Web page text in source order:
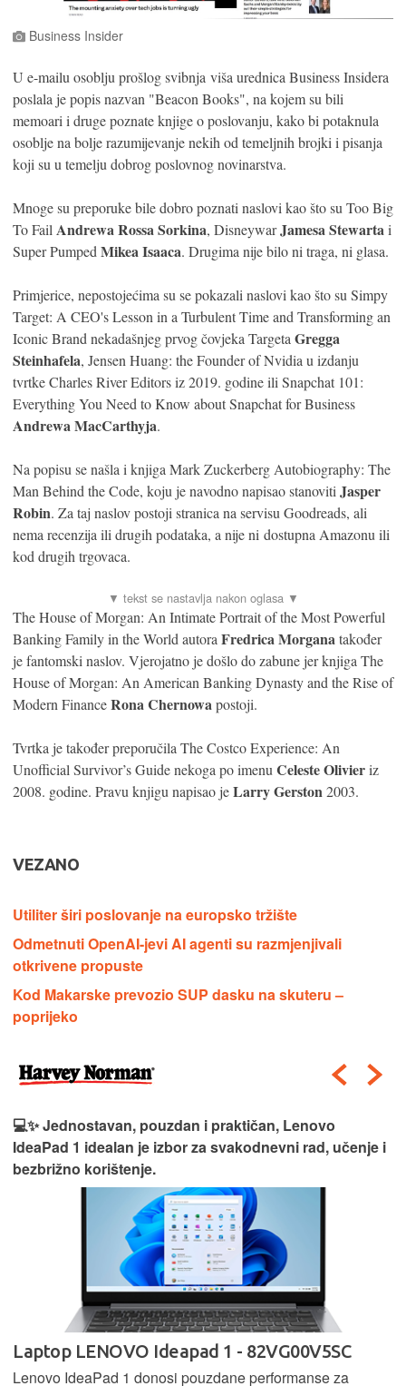
Business Insider
U e-mailu osoblju prošlog svibnja viša urednica Business Insidera
poslala je popis nazvan "Beacon Books", na kojem su bili
memoari i druge poznate knjige o poslovanju, kako bi potaknula
osoblje na bolje razumijevanje nekih od temeljnih brojki i pisanja
koji su u temelju dobrog poslovnog novinarstva.
Mnoge su preporuke bile dobro poznati naslovi kao što su Too Big
To Fail Andrewa Rossa Sorkina, DisneywarJamesa Stewartai
Super Pumped Mikea Isaaca. Drugima nije bilo ni traga, ni glasa.
Primjerice, nepostojećima su se pokazali naslovi kao što su Simpy
Target: A CEO's Lesson in a Turbulent Time and Transforming an
Iconic Brand nekadašnjeg prvog čovjeka Targeta Gregga
Steinhafela, Jensen Huang: the Founder of Nvidia u izdanju
tvrtke Charles River Editors iz 2019. godine ili Snapchat 101:
Everything You Need to Know about Snapchat for Business
Andrewa MacCarthyja.
Na popisu se našla i knjiga Mark Zuckerberg Autobiography: The
Man Behind the Code, koju je navodno napisao stanoviti Jasper
Robin. Za taj naslov postoji stranica na servisu Goodreads, ali
nema recenzija ili drugih podataka, a nije ni dostupna Amazonu ili
kod drugih trgovaca.
The House of Morgan: An Intimate Portrait of the Most Powerful
Banking Family in the World autora Fredrica Morganatakođer
je fantomski naslov. Vjerojatno je došlo do zabune jer knjiga The
House of Morgan: An American Banking Dynasty and the Rise of
Modern FinanceRona Chernowapostoji.
Tvrtka je također preporučila The Costco Experience: An
Unofficial Survivor’s Guide nekoga po imenu Celeste Olivieriz
2008. godine. Pravu knjigu napisao jeLarry Gerston2003.
VEZANO
Utiliter širi poslovanje na europsko tržište
Odmetnuti OpenAI-jevi AI agenti su razmjenjivali
otkrivene propuste
Kod Makarske prevozio SUP dasku na skuteru –
poprijeko
💻✨ Jednostavan, pouzdan i praktičan, Lenovo
IdeaPad 1 idealan je izbor za svakodnevni rad, učenje i
bezbrižno korištenje.
Laptop LENOVO Ideapad 1 - 82VG00V5SC
Lenovo IdeaPad 1 donosi pouzdane performanse za